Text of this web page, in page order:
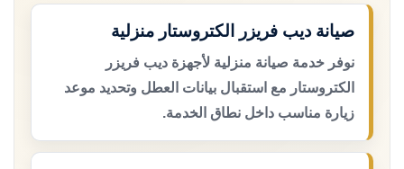
صيانة ديب فريزر الكتروستار منزلية
نوفر خدمة صيانة منزلية لأجهزة ديب فريزر
الكتروستار مع استقبال بيانات العطل وتحديد موعد
زيارة مناسب داخل نطاق الخدمة.